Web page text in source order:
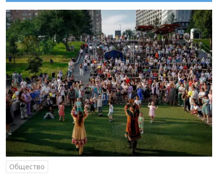
Общество